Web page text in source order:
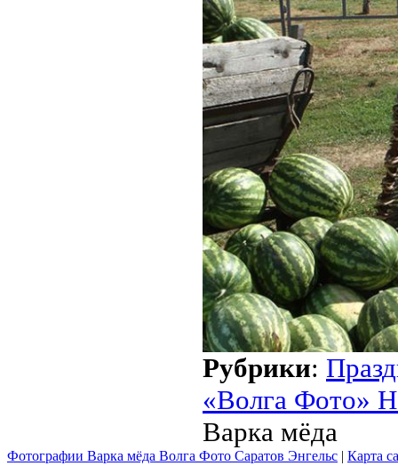
Рубрики:
«Волга Фото»
Варка мёда
Фотографии Варка мёда Волга Фото Саратов Энгельс | Карта